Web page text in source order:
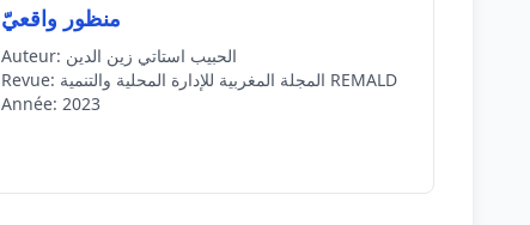
منظور واقعيّ
Auteur: الحبيب استاتي زين الدين
Revue:
المجلة المغربية للإدارة المحلية والتنمية REMALD
Année: 2023